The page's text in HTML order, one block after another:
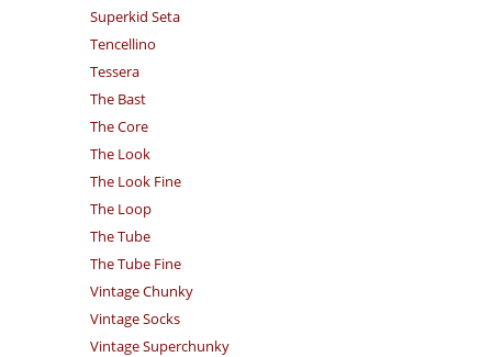
Superkid Seta
Tencellino
Tessera
The Bast
The Core
The Look
The Look Fine
The Loop
The Tube
The Tube Fine
Vintage Chunky
Vintage Socks
Vintage Superchunky